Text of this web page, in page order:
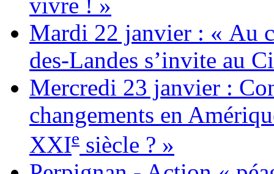
Mardi 22 janvier : « Au
des-Landes s’invite au
Mercredi 23 janvier :
changements en
XXIe siècle ? »